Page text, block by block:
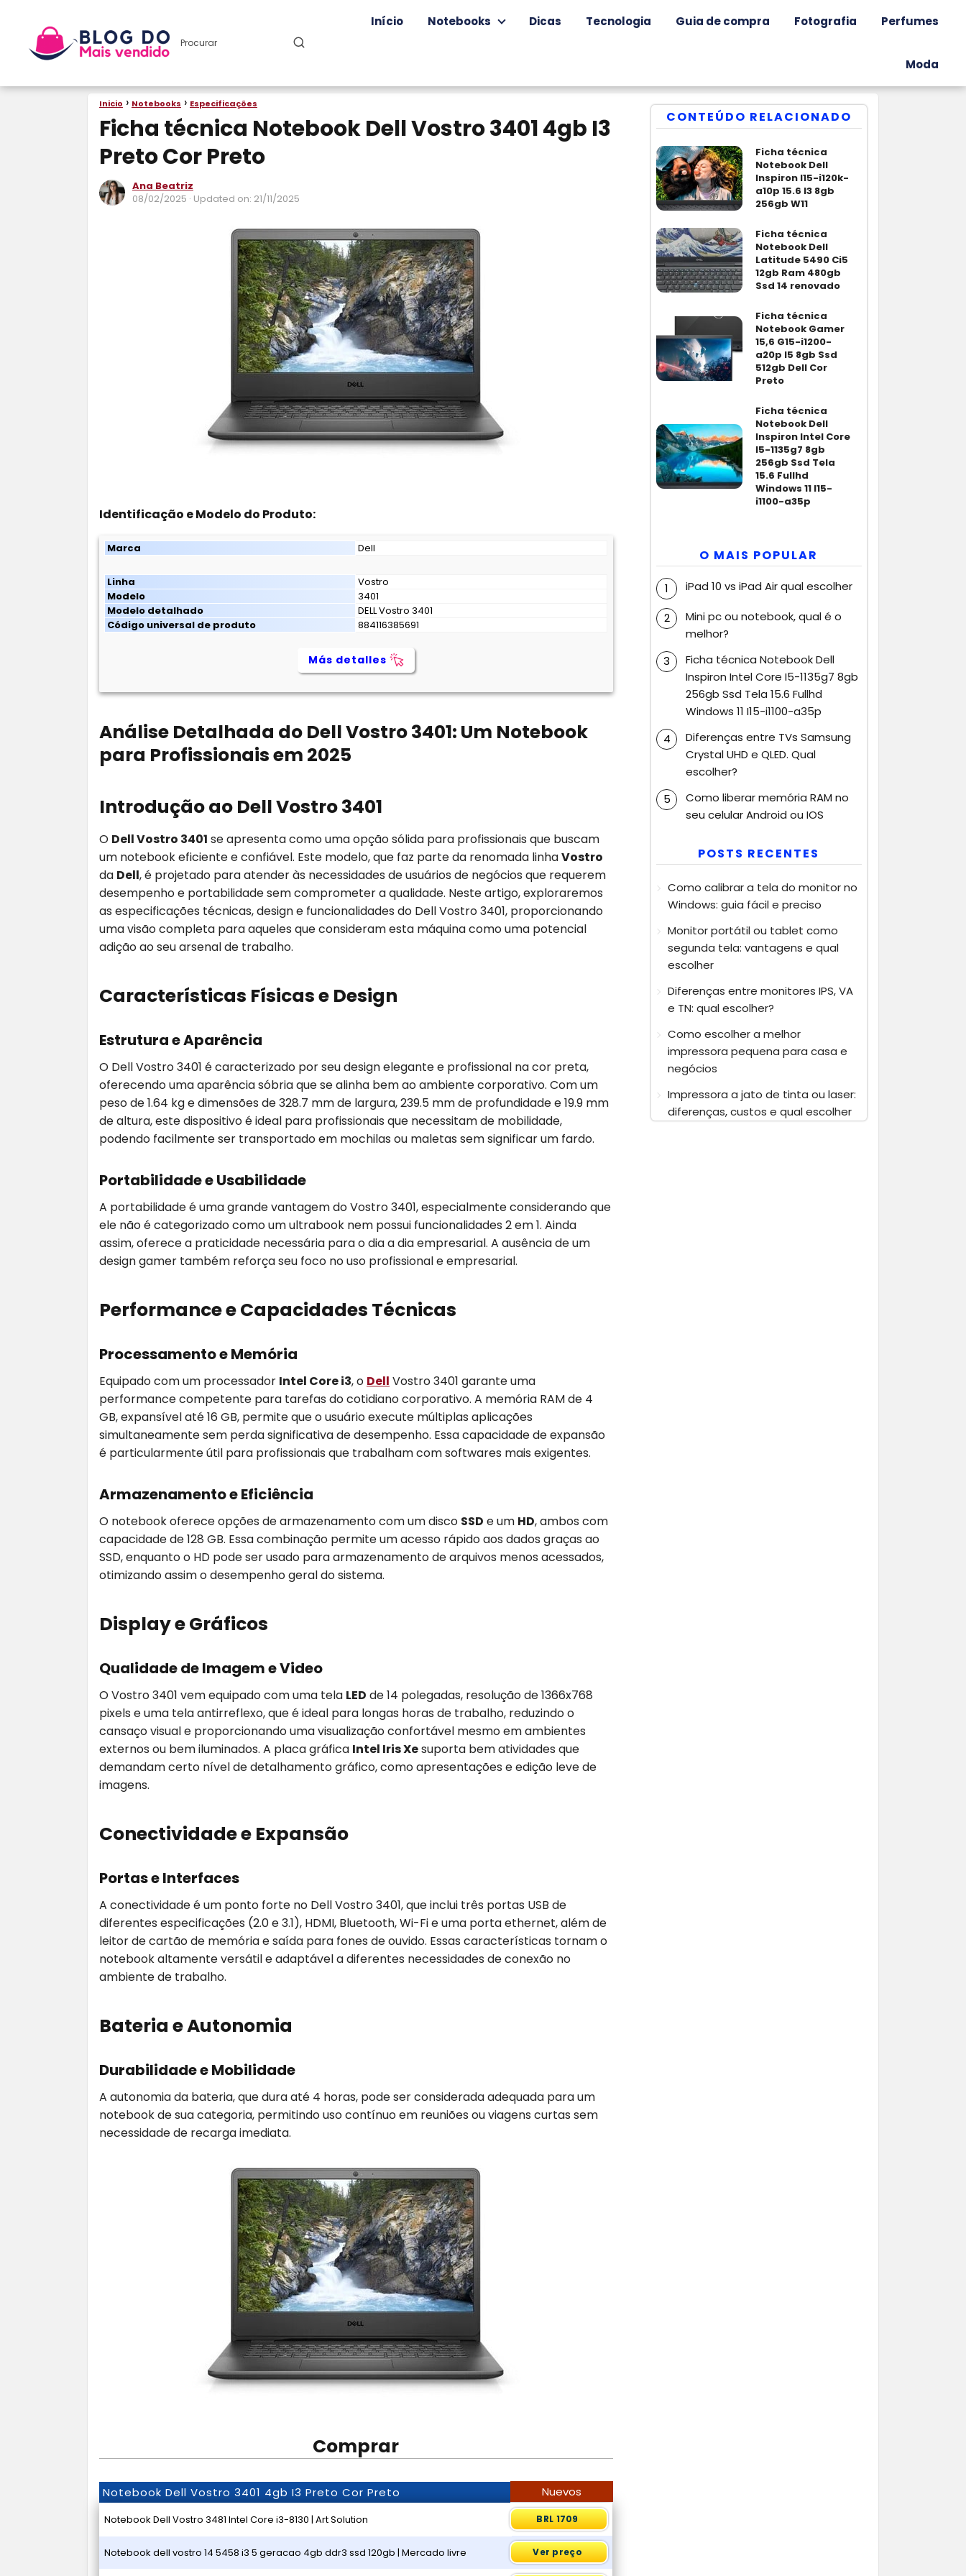
Início Notebooks Dicas Tecnologia Guia de compra Fotografia Perfumes
Moda
Inicio Notebooks Especificações
Ficha técnica Notebook Dell Vostro 3401 4gb I3
Preto Cor Preto
Ana Beatriz
08/02/2025 · Updated on: 21/11/2025
Identificação e Modelo do Produto:
Marca Dell
Linha
Vostro
Modelo
3401
Modelo detalhado
DELL Vostro 3401
Código universal de produto
884116385691
Más detalles
Análise Detalhada do Dell Vostro 3401: Um Notebook
para Profissionais em 2025
Introdução ao Dell Vostro 3401
O Dell Vostro 3401 se apresenta como uma opção sólida para profissionais que buscam
um notebook eficiente e confiável. Este modelo, que faz parte da renomada linhaVostro
da Dell, é projetado para atender às necessidades de usuários de negócios que requerem
desempenho e portabilidade sem comprometer a qualidade. Neste artigo, exploraremos
as especificações técnicas, design e funcionalidades do Dell Vostro 3401, proporcionando
uma visão completa para aqueles que consideram esta máquina como uma potencial
adição ao seu arsenal de trabalho.
Características Físicas e Design
Estrutura e Aparência
O Dell Vostro 3401 é caracterizado por seu design elegante e profissional na cor preta,
oferecendo uma aparência sóbria que se alinha bem ao ambiente corporativo. Com um
peso de 1.64 kg e dimensões de 328.7 mm de largura, 239.5 mm de profundidade e 19.9 mm
de altura, este dispositivo é ideal para profissionais que necessitam de mobilidade,
podendo facilmente ser transportado em mochilas ou maletas sem significar um fardo.
Portabilidade e Usabilidade
A portabilidade é uma grande vantagem do Vostro 3401, especialmente considerando que
ele não é categorizado como um ultrabook nem possui funcionalidades 2 em 1. Ainda
assim, oferece a praticidade necessária para o dia a dia empresarial. A ausência de um
design gamer também reforça seu foco no uso profissional e empresarial.
Performance e Capacidades Técnicas
Processamento e Memória
Equipado com um processador Intel Core i3, o Dell Vostro 3401 garante uma
performance competente para tarefas do cotidiano corporativo. A memória RAM de 4
GB, expansível até 16 GB, permite que o usuário execute múltiplas aplicações
simultaneamente sem perda significativa de desempenho. Essa capacidade de expansão
é particularmente útil para profissionais que trabalham com softwares mais exigentes.
Armazenamento e Eficiência
O notebook oferece opções de armazenamento com um disco SSD e um HD, ambos com
capacidade de 128 GB. Essa combinação permite um acesso rápido aos dados graças ao
SSD, enquanto o HD pode ser usado para armazenamento de arquivos menos acessados,
otimizando assim o desempenho geral do sistema.
Display e Gráficos
Qualidade de Imagem e Video
O Vostro 3401 vem equipado com uma tela LED de 14 polegadas, resolução de 1366x768
pixels e uma tela antirreflexo, que é ideal para longas horas de trabalho, reduzindo o
cansaço visual e proporcionando uma visualização confortável mesmo em ambientes
externos ou bem iluminados. A placa gráfica Intel Iris Xesuporta bem atividades que
demandam certo nível de detalhamento gráfico, como apresentações e edição leve de
imagens.
Conectividade e Expansão
Portas e Interfaces
A conectividade é um ponto forte no Dell Vostro 3401, que inclui três portas USB de
diferentes especificações (2.0 e 3.1), HDMI, Bluetooth, Wi-Fi e uma porta ethernet, além de
leitor de cartão de memória e saída para fones de ouvido. Essas características tornam o
notebook altamente versátil e adaptável a diferentes necessidades de conexão no
ambiente de trabalho.
Bateria e Autonomia
Durabilidade e Mobilidade
A autonomia da bateria, que dura até 4 horas, pode ser considerada adequada para um
notebook de sua categoria, permitindo uso contínuo em reuniões ou viagens curtas sem
necessidade de recarga imediata.
Comprar
Notebook Dell Vostro 3401 4gb I3 Preto Cor Preto Nuevos
Notebook Dell Vostro 3481 Intel Core i3-8130 | Art Solution BRL 1709
Notebook dell vostro 14 5458 i3 5 geracao 4gb ddr3 ssd 120gb | Mercado livre Ver preço
CONTEÚDO RELACIONADO
Ficha técnica
Notebook Dell
Inspiron I15-i120k-
a10p 15.6 I3 8gb
256gb W11
Ficha técnica
Notebook Dell
Latitude 5490 Ci5
12gb Ram 480gb
Ssd 14 renovado
Ficha técnica
Notebook Gamer
15,6 G15-i1200-
a20p I5 8gb Ssd
512gb Dell Cor
Preto
Ficha técnica
Notebook Dell
Inspiron Intel Core
I5-1135g7 8gb
256gb Ssd Tela
15.6 Fullhd
Windows 11 I15-
i1100-a35p
O MAIS POPULAR
iPad 10 vs iPad Air qual escolher
Mini pc ou notebook, qual é o
melhor?
Ficha técnica Notebook Dell
Inspiron Intel Core I5-1135g7 8gb
256gb Ssd Tela 15.6 Fullhd
Windows 11 I15-i1100-a35p
Diferenças entre TVs Samsung
Crystal UHD e QLED. Qual
escolher?
Como liberar memória RAM no
seu celular Android ou IOS
POSTS RECENTES
Como calibrar a tela do monitor no
Windows: guia fácil e preciso
Monitor portátil ou tablet como
segunda tela: vantagens e qual
escolher
Diferenças entre monitores IPS, VA
e TN: qual escolher?
Como escolher a melhor
impressora pequena para casa e
negócios
Impressora a jato de tinta ou laser:
diferenças, custos e qual escolher